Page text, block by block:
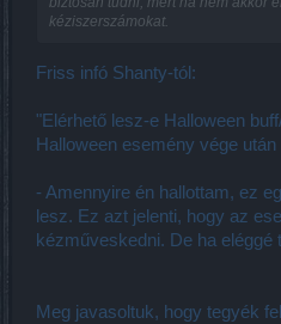
kéziszerszámokat.
Friss infó Shanty-tól:
"Elérhető lesz-e Halloween
Halloween esemény vége után
- Amennyire én hallottam, ez
lesz. Ez azt jelenti, hogy az
kézműveskedni. De ha
Meg javasoltuk, hogy tegyék